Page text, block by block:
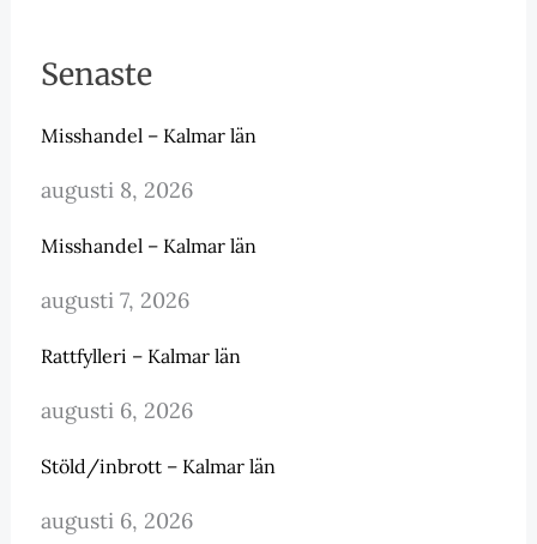
Senaste
Misshandel – Kalmar län
augusti 8, 2026
Misshandel – Kalmar län
augusti 7, 2026
Rattfylleri – Kalmar län
augusti 6, 2026
Stöld/inbrott – Kalmar län
augusti 6, 2026